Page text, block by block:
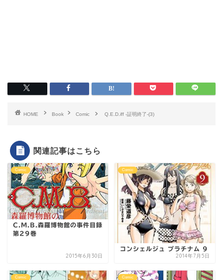
HOME Book Comic Q.E.D.iff -証明終了-(3)
関連記事はこちら
Comic
C.M.B.森羅博物館の事件目録
第29巻
2015年6月30日
Comic
コンシェルジュ プラチナム 9
2014年7月5日
Comic Comic